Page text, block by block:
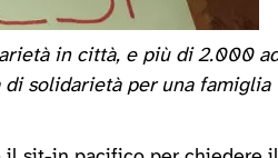
in città, e più di 2.000
solidarietà per una famiglia